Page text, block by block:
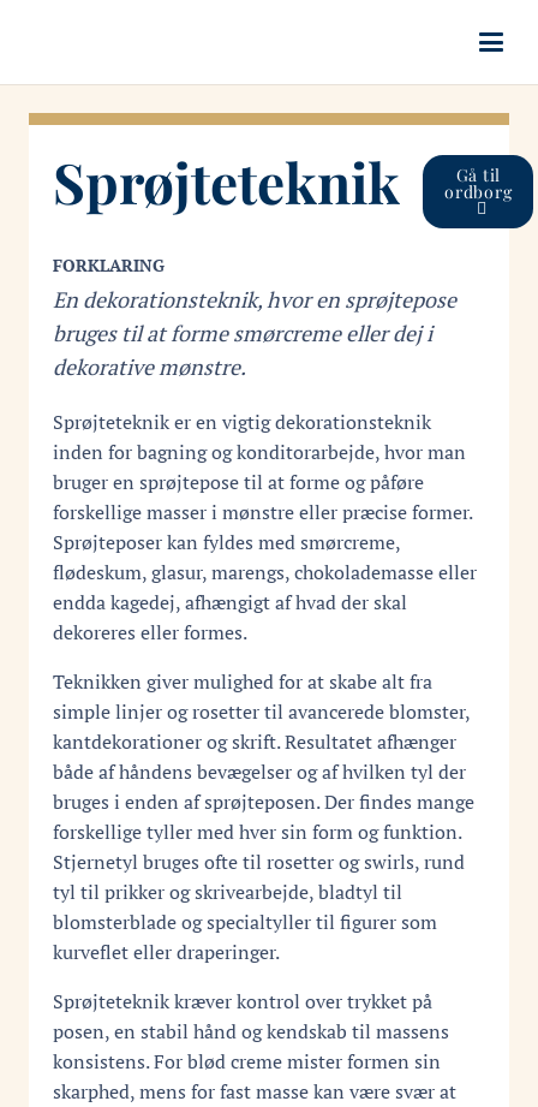
Sprøjteteknik Gå til
ordborg
FORKLARING
En dekorationsteknik, hvor en sprøjtepose
bruges til at forme smørcreme eller dej i
dekorative mønstre.
Sprøjteteknik er en vigtig dekorationsteknik
inden for bagning og konditorarbejde, hvor man
bruger en sprøjtepose til at forme og påføre
forskellige masser i mønstre eller præcise former.
Sprøjteposer kan fyldes med smørcreme,
flødeskum, glasur, marengs, chokolademasse eller
endda kagedej, afhængigt af hvad der skal
dekoreres eller formes.
Teknikken giver mulighed for at skabe alt fra
simple linjer og rosetter til avancerede blomster,
kantdekorationer og skrift. Resultatet afhænger
både af håndens bevægelser og af hvilken tyl der
bruges i enden af sprøjteposen. Der findes mange
forskellige tyller med hver sin form og funktion.
Stjernetyl bruges ofte til rosetter og swirls, rund
tyl til prikker og skrivearbejde, bladtyl til
blomsterblade og specialtyller til figurer som
kurveflet eller draperinger.
Sprøjteteknik kræver kontrol over trykket på
posen, en stabil hånd og kendskab til massens
konsistens. For blød creme mister formen sin
skarphed, mens for fast masse kan være svær at